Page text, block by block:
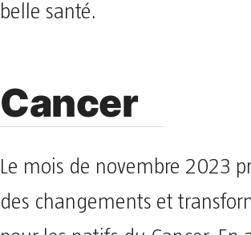
belle santé.
Cancer
Le mois de novembre 2023
des changements et